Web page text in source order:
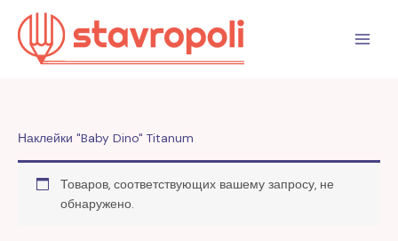
Перейти
содержимому
Наклейки "Baby Dino" Titanum
Товаров, соответствующих вашему запросу, не
обнаружено.